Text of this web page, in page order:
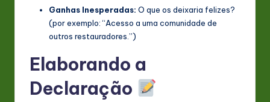
Ganhas Inesperadas: O que os deixaria felizes?
(por exemplo: “Acesso a uma comunidade de
outros restauradores.”)
Elaborando a
Declaração